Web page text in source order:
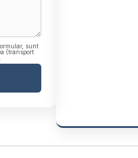
sunt
(transport